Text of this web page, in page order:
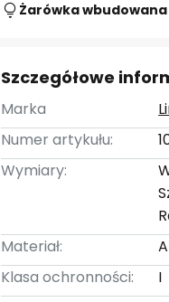
Żarówka wbudowana
Szczegółowe
Marka
Numer artykułu:
Wymiary:
Materiał:
Klasa ochronności:
I